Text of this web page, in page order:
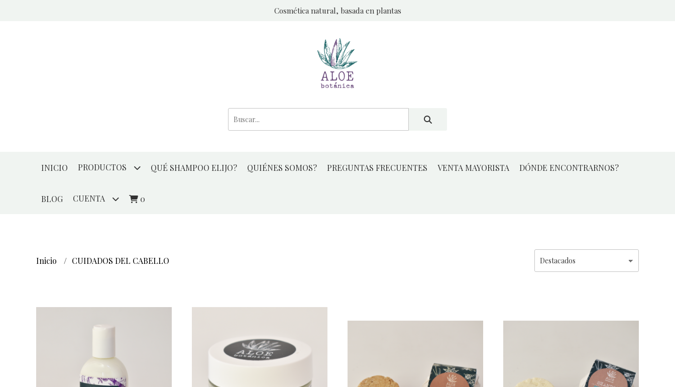
Cosmética natural, basada en plantas
INICIO PRODUCTOS QUÉ SHAMPOO ELIJO? QUIÉNES SOMOS? PREGUNTAS FRECUENTES VENTA MAYORISTA DÓNDE ENCONTRARNOS?
BLOG CUENTA 0
Inicio CUIDADOS DEL CABELLO